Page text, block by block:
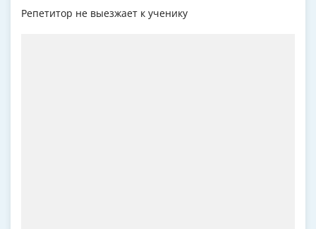
Репетитор не выезжает к ученику